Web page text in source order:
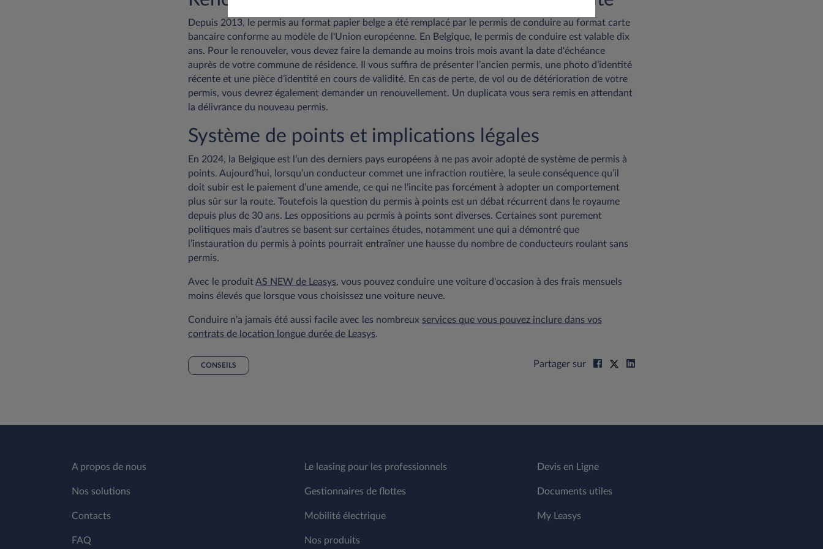
Depuis 2013, le permis au format papier belge a été remplacé par le permis de conduire au format carte
bancaire conforme au modèle de l'Union européenne. En Belgique, le permis de conduire est valable dix
ans. Pour le renouveler, vous devez faire la demande au moins trois mois avant la date d'échéance
auprès de votre commune de résidence. Il vous suffira de présenter l’ancien permis, une photo d’identité
récente et une pièce d’identité en cours de validité. En cas de perte, de vol ou de détérioration de votre
permis, vous devrez également demander un renouvellement. Un duplicata vous sera remis en attendant
la délivrance du nouveau permis.
Système de points et implications légales
En 2024, la Belgique est l’un des derniers pays européens à ne pas avoir adopté de système de permis à
points. Aujourd’hui, lorsqu’un conducteur commet une infraction routière, la seule conséquence qu’il
doit subir est le paiement d’une amende, ce qui ne l’incite pas forcément à adopter un comportement
plus sûr sur la route. Toutefois la question du permis à points est un débat récurrent dans le royaume
depuis plus de 30 ans. Les oppositions au permis à points sont diverses. Certaines sont purement
politiques mais d’autres se basent sur certaines études, notamment une qui a démontré que
l’instauration du permis à points pourrait entraîner une hausse du nombre de conducteurs roulant sans
permis.
Avec le produitAS NEW de Leasys, vous pouvez conduire une voiture d'occasion à des frais mensuels
moins élevés que lorsque vous choisissez une voiture neuve.
Conduire n'a jamais été aussi facile avec les nombreux services que vous pouvez inclure dans vos
contrats de location longue durée de Leasys.
CONSEILS Partager sur
A propos de nous
Nos solutions
Contacts
FAQ
Le leasing pour les professionnels
Gestionnaires de flottes
Mobilité électrique
Nos produits
Devis en Ligne
Documents utiles
My Leasys